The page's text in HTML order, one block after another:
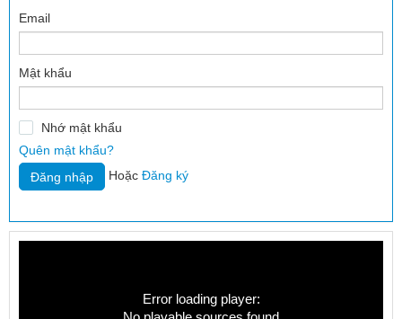
Email
Mật khẩu
Nhớ mật khẩu
Quên mật khẩu?
Hoặc Đăng ký
Error loading player: